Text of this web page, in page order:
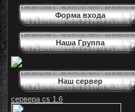
Форма входа
Наша Группа
Наш сервер
сервера cs 1.6